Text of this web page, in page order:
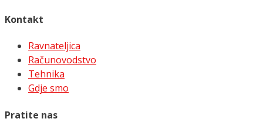
Kontakt
Ravnateljica
Računovodstvo
Tehnika
Gdje smo
Pratite nas